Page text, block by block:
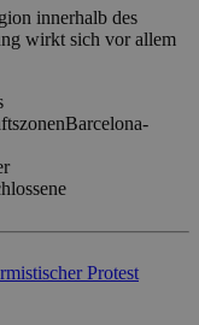
innerhalb des
wirkt sich vor allem
Barcelona-